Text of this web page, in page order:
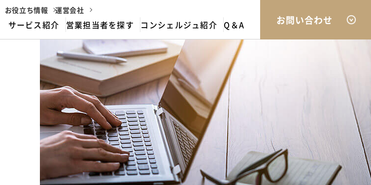
お役立ち情報 運営会社
サービス紹介
housemarriageとは
サービスフロー
営業担当者を探す コンシェルジュ紹介 Q＆A お問い合わせ